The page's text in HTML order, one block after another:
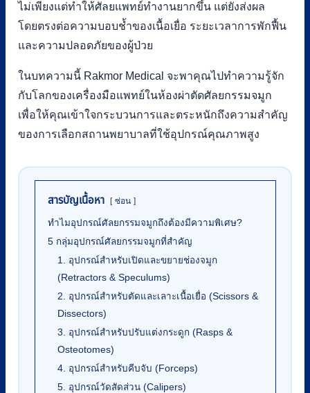
ไม่เพียงแต่ทำให้ศัลยแพทย์ทำงานยากขึ้น แต่ยังส่งผล
โดยตรงต่อความบอบช้ำของเนื้อเยื่อ ระยะเวลาการพักฟื้น
และความปลอดภัยของผู้ป่วย
ในบทความนี้ Rakmor Medical จะพาคุณไปทำความรู้จัก
กับโลกของเครื่องมือแพทย์ในห้องผ่าตัดศัลยกรรมจมูก
เพื่อให้คุณเข้าใจกระบวนการและตระหนักถึงความสำคัญ
ของการเลือกสถานพยาบาลที่ใช้อุปกรณ์คุณภาพสูง
สารบัญเนื้อหา ซ่อน
ทำไมอุปกรณ์ศัลยกรรมจมูกถึงต้องมีความพิเศษ?
5 กลุ่มอุปกรณ์ศัลยกรรมจมูกที่สำคัญ
1. อุปกรณ์สำหรับเปิดและขยายช่องจมูก
(Retractors & Speculums)
2. อุปกรณ์สำหรับตัดและเลาะเนื้อเยื่อ (Scissors &
Dissectors)
3. อุปกรณ์สำหรับปรับแต่งกระดูก (Rasps &
Osteotomes)
4. อุปกรณ์สำหรับคีบจับ (Forceps)
5. อุปกรณ์วัดสัดส่วน (Calipers)